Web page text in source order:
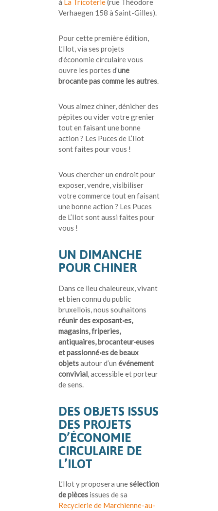
à La Tricoterie(rue Théodore
Verhaegen 158 à Saint-Gilles).
Pour cette première édition,
L’Ilot, via ses projets
d’économie circulaire vous
ouvre les portes d’une
brocante pas comme les autres.
Vous aimez chiner, dénicher des
pépites ou vider votre grenier
tout en faisant une bonne
action ? Les Puces de L’Ilot
sont faites pour vous !
Vous chercher un endroit pour
exposer, vendre, visibiliser
votre commerce tout en faisant
une bonne action ? Les Puces
de L’Ilot sont aussi faites pour
vous !
UN DIMANCHE
POUR CHINER
Dans ce lieu chaleureux, vivant
et bien connu du public
bruxellois, nous souhaitons
réunir des exposant·es,
magasins, friperies,
antiquaires, brocanteur·euses
et passionné·es de beaux
objetsautour d’un événement
convivial, accessible et porteur
de sens.
DES OBJETS ISSUS
DES PROJETS
D’ÉCONOMIE
CIRCULAIRE DE
L’ILOT
L’Ilot y proposera unesélection
de pièces issues de sa
Recyclerie de Marchienne-au-